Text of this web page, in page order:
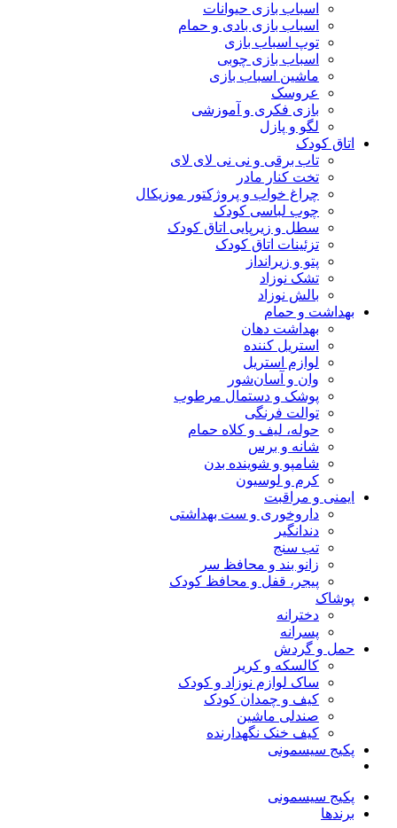
اسباب بازی حیوانات
اسباب بازی بادی و حمام
توپ اسباب بازی
اسباب بازی چوبی
ماشین اسباب بازی
عروسک
بازی فکری و آموزشی
لگو و پازل
اتاق کودک
تاب برقی و نی نی لای لای
تخت کنار مادر
چراغ خواب و پروژکتور موزیکال
چوب لباسی کودک
سطل و زیرپایی اتاق کودک
تزئینات اتاق کودک
پتو و زیرانداز
تشک نوزاد
بالش نوزاد
بهداشت و حمام
بهداشت دهان
استریل کننده
لوازم استریل
وان و آسان‌شور
پوشک و دستمال مرطوب
توالت فرنگی
حوله، لیف و کلاه حمام
شانه و برس
شامپو و شوینده بدن
کرم و لوسیون
ایمنی و مراقبت
داروخوری و ست بهداشتی
دندانگیر
تب‌ سنج
زانو بند و محافظ سر
پیجر، قفل و محافظ کودک
پوشاک
دخترانه
پسرانه
حمل و گردش
کالسکه و کریر
ساک لوازم نوزاد و کودک
کیف و چمدان کودک
صندلی ماشین
کیف خنک نگهدارنده
پکیج سیسمونی
پکیج سیسمونی
برندها